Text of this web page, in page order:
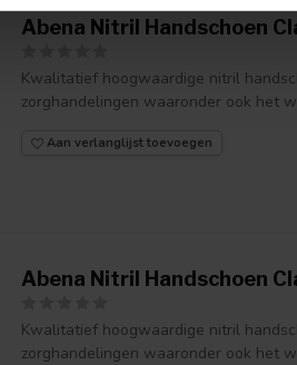
Abena Nitril Handschoen
Kwalitatief hoogwaardige nitril
zorghandelingen waaronder ook het
Aan verlanglijst toevoegen
Abena Nitril Handschoen
Kwalitatief hoogwaardige nitril
zorghandelingen waaronder ook het